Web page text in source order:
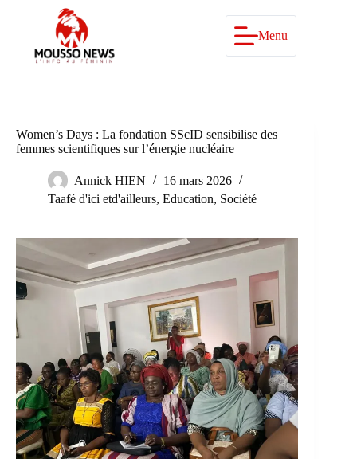
Menu
Women’s Days : La fondation SScID sensibilise des
femmes scientifiques sur l’énergie nucléaire
Annick HIEN
16 mars 2026
Taafé d'ici etd'ailleurs, Education, Société